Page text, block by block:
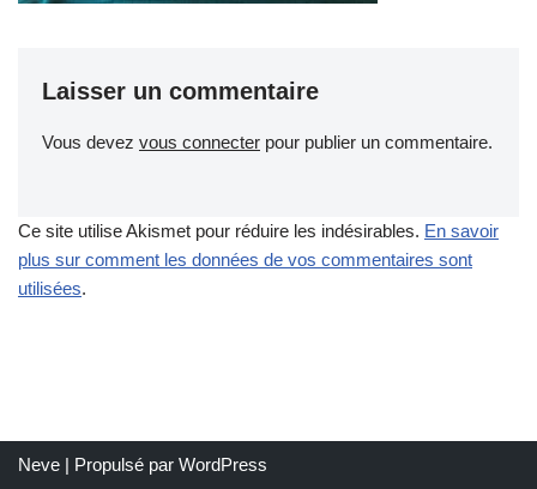
Laisser un commentaire
Vous devez vous connecter pour publier un commentaire.
Ce site utilise Akismet pour réduire les indésirables. En savoir
plus sur comment les données de vos commentaires sont
utilisées.
Neve | Propulsé par WordPress